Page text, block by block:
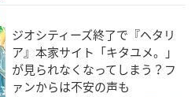
ジオシティーズ終了で『ヘタリ
ア』本家サイト「キタユメ。」
が見られなくなってしまう？フ
ァンからは不安の声も